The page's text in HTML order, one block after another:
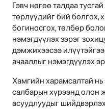
Гэвч нөгөө талдаа
төрлүүдийг бий болгох,
богиносгох, төлбөр
нэмэгдүүлэх зэрэг
дэмжихээсээ
ачааллыг нэмэгдүүлэх
Хамгийн харамсалтай
салбарын хүрээнд олон
асуудлуудыг